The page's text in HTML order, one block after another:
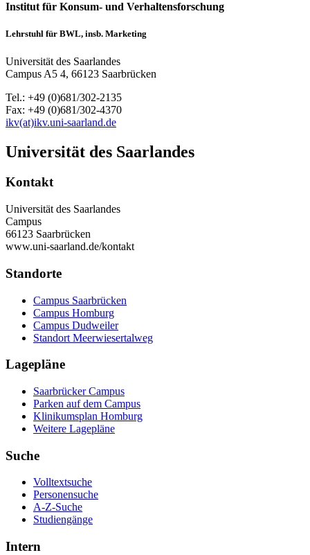
Institut für Konsum- und Verhaltensforschung
Lehrstuhl für BWL, insb. Marketing
Universität des Saarlandes
Campus A5 4, 66123 Saarbrücken
Tel.: +49 (0)681/302-2135
Fax: +49 (0)681/302-4370
ikv(at)ikv.uni-saarland.de
Universität des Saarlandes
Kontakt
Universität des Saarlandes
Campus
66123 Saarbrücken
www.uni-saarland.de/kontakt
Standorte
Campus Saarbrücken
Campus Homburg
Campus Dudweiler
Standort Meerwiesertalweg
Lagepläne
Saarbrücker Campus
Parken auf dem Campus
Klinikumsplan Homburg
Weitere Lagepläne
Suche
Volltextsuche
Personensuche
A-Z-Suche
Studiengänge
Intern